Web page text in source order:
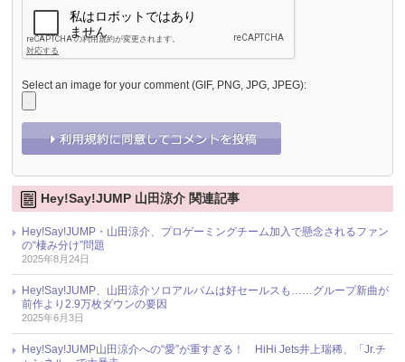
Select an image for your comment (GIF, PNG, JPG, JPEG):
Hey!Say!JUMP 山田涼介 関連記事
Hey!Say!JUMP・山田涼介、プロゲーミングチーム加入で懸念されるファン
の“棲み分け”問題
2025年8月24日
Hey!Say!JUMP、山田涼介ソロアルバムは好セールスも……グループ新曲が
前作より2.9万枚ダウンの要因
2025年6月3日
Hey!Say!JUMP山田涼介への“愛”が重すぎる！ HiHi Jets井上瑞稀、「Jr.チ